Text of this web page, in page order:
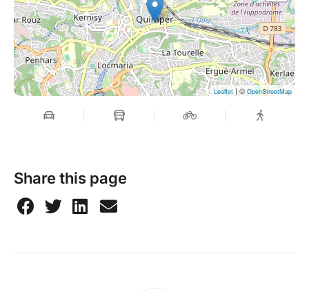
Leaflet| ©OpenStreetMap
Share this page